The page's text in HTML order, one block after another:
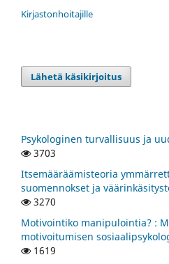
Kirjastonhoitajille
Lähetä käsikirjoitus
Psykologinen turvallisuus ja
3703
Itsemääräämisteoria
suomennokset ja
3270
Motivointiko manipulointia? :
motivoitumisen
1619